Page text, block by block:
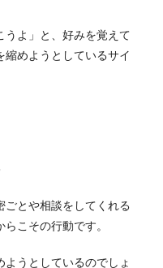
うよ」と、好みを覚えて
縮めようとしているサイ
とや相談をしてくれる
らこその行動です。
ようとしているのでしょ